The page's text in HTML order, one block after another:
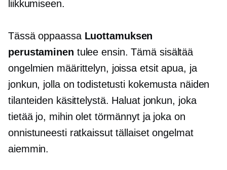
liikkumiseen.
Tässä oppaassa Luottamuksen
perustaminen tulee ensin. Tämä sisältää
ongelmien määrittelyn, joissa etsit apua, ja
jonkun, jolla on todistetusti kokemusta näiden
tilanteiden käsittelystä. Haluat jonkun, joka
tietää jo, mihin olet törmännyt ja joka on
onnistuneesti ratkaissut tällaiset ongelmat
aiemmin.